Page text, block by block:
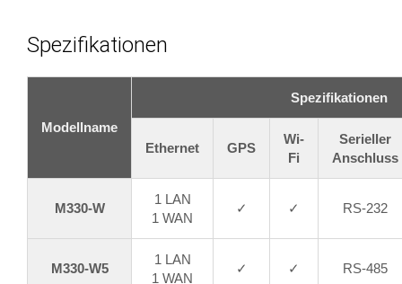
Spezifikationen
Modellname
Spezifikationen
Ethernet GPS
Wi-
Fi
Serieller
Anschluss
M330-W
1 LAN
1 WAN
✓ ✓ RS-232
M330-W5
1 LAN
1 WAN
✓ ✓ RS-485